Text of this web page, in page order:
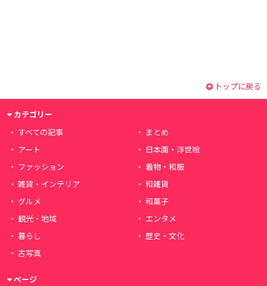
トップに戻る
カテゴリー
すべての記事
まとめ
アート
日本画・浮世絵
ファッション
着物・和服
雑貨・インテリア
和雑貨
グルメ
和菓子
観光・地域
エンタメ
暮らし
歴史・文化
古写真
ページ